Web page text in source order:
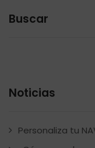
Buscar
Noticias
Personaliza tu